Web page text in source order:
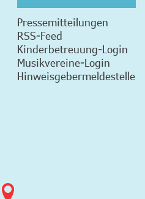
Pressemitteilungen
RSS-Feed
Kinderbetreuung-Login
Musikvereine-Login
Hinweisgebermeldestelle